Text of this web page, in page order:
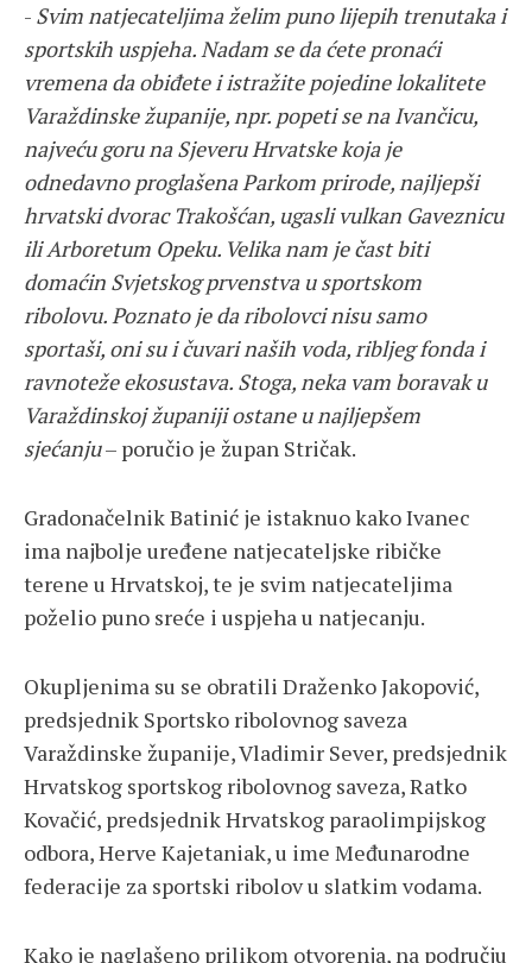
- Svim natjecateljima želim puno lijepih trenutaka i
sportskih uspjeha. Nadam se da ćete pronaći
vremena da obiđete i istražite pojedine lokalitete
Varaždinske županije, npr. popeti se na Ivančicu,
najveću goru na Sjeveru Hrvatske koja je
odnedavno proglašena Parkom prirode, najljepši
hrvatski dvorac Trakošćan, ugasli vulkan Gaveznicu
ili Arboretum Opeku. Velika nam je čast biti
domaćin Svjetskog prvenstva u sportskom
ribolovu. Poznato je da ribolovci nisu samo
sportaši, oni su i čuvari naših voda, ribljeg fonda i
ravnoteže ekosustava. Stoga, neka vam boravak u
Varaždinskoj županiji ostane u najljepšem
sjećanju– poručio je župan Stričak.
Gradonačelnik Batinić je istaknuo kako Ivanec
ima najbolje uređene natjecateljske ribičke
terene u Hrvatskoj, te je svim natjecateljima
poželio puno sreće i uspjeha u natjecanju.
Okupljenima su se obratili Draženko Jakopović,
predsjednik Sportsko ribolovnog saveza
Varaždinske županije, Vladimir Sever, predsjednik
Hrvatskog sportskog ribolovnog saveza, Ratko
Kovačić, predsjednik Hrvatskog paraolimpijskog
odbora, Herve Kajetaniak, u ime Međunarodne
federacije za sportski ribolov u slatkim vodama.
Kako je naglašeno prilikom otvorenja, na području